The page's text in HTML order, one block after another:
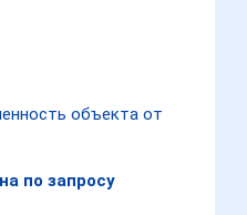
объекта от
по запросу